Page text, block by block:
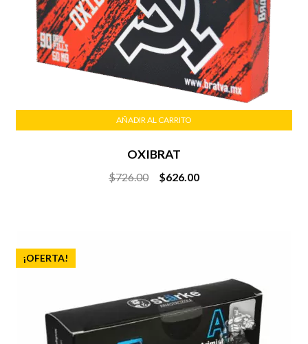
OXIBRAT
$726.00
Original
$626.00Current
AÑADIR AL CARRITO
¡OFERTA!